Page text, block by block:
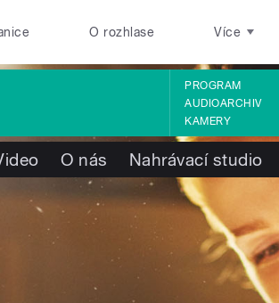
O rozhlase Více
PROGRAM
AUDIOARCHIV
KAMERY
O nás Nahrávací studio